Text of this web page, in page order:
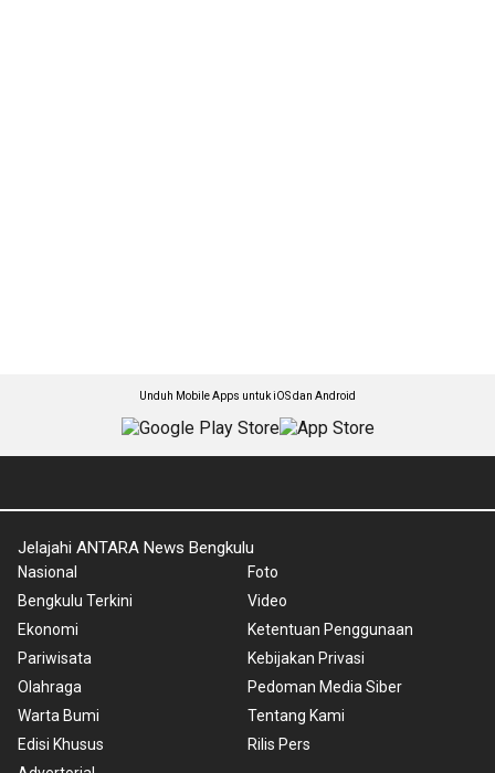
Unduh Mobile Apps untuk iOS dan Android
Jelajahi ANTARA News Bengkulu
Nasional
Bengkulu Terkini
Ekonomi
Pariwisata
Olahraga
Warta Bumi
Edisi Khusus
Foto
Video
Ketentuan Penggunaan
Kebijakan Privasi
Pedoman Media Siber
Tentang Kami
Rilis Pers